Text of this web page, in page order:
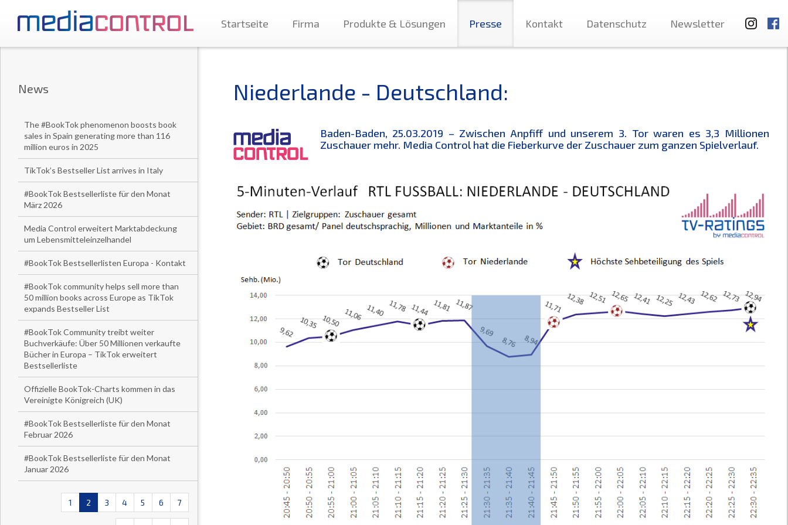
Startseite Firma Produkte & Lösungen Presse Kontakt Datenschutz Newsletter
News
The #BookTok phenomenon boosts book
sales in Spain generating more than 116
million euros in 2025
TikTok’s Bestseller List arrives in Italy
#BookTok Bestsellerliste für den Monat
März 2026
Media Control erweitert Marktabdeckung
um Lebensmitteleinzelhandel
#BookTok Bestsellerlisten Europa - Kontakt
#BookTok community helps sell more than
50 million books across Europe as TikTok
expands Bestseller List
#BookTok Community treibt weiter
Buchverkäufe: Über 50 Millionen verkaufte
Bücher in Europa – TikTok erweitert
Bestsellerliste
Offizielle BookTok-Charts kommen in das
Vereinigte Königreich (UK)
#BookTok Bestsellerliste für den Monat
Februar 2026
#BookTok Bestsellerliste für den Monat
Januar 2026
1 2 3 4 5 6 7
Niederlande - Deutschland:
Baden-Baden, 25.03.2019 – Zwischen Anpfiff und unserem 3. Tor waren es 3,3 Millionen
Zuschauer mehr. Media Control hat die Fieberkurve der Zuschauer zum ganzen Spielverlauf.